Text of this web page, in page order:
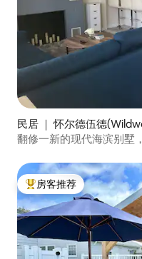
民居 ｜ 怀尔德伍德
翻修一新的现代海滨别墅
热门「房客推荐」
房客推荐